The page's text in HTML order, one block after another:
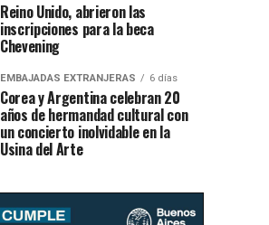
Reino Unido, abrieron las
inscripciones para la beca
Chevening
EMBAJADAS EXTRANJERAS 6 días
Corea y Argentina celebran 20
años de hermandad cultural con
un concierto inolvidable en la
Usina del Arte